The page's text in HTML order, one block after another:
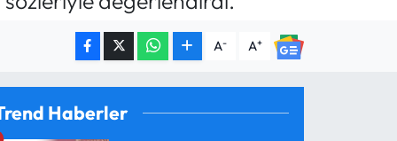
A- A+
Haberler